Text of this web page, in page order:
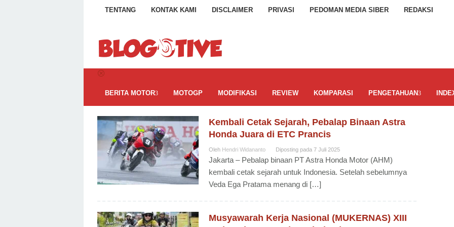
Loncat
TENTANG KONTAK KAMI DISCLAIMER PRIVASI PEDOMAN MEDIA SIBER REDAKSI
BERITA MOTOR MOTOGP MODIFIKASI REVIEW KOMPARASI PENGETAHUAN
BlogOtive
Kembali Cetak Sejarah, Pebalap Binaan Astra
Honda Juara di ETC Prancis
Oleh Hendri Widananto Diposting pada 7 Juli 2025
Jakarta – Pebalap binaan PT Astra Honda Motor (AHM)
kembali cetak sejarah untuk Indonesia. Setelah sebelumnya
Veda Ega Pratama menang di […]
Musyawarah Kerja Nasional (MUKERNAS) XIII